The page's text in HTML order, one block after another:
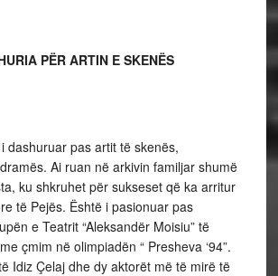
ARTIN E SKENËS
dashuruar pas artit të skenës,
Ai ruan në arkivin familjar shumë
ku shkruhet për sukseset që ka arritur
të Pejës. Është i pasionuar pas
e Teatrit “Aleksandër Moisiu” të
çmim në olimpiadën “ Presheva ‘94”.
Idiz Çelaj dhe dy aktorët më të mirë të